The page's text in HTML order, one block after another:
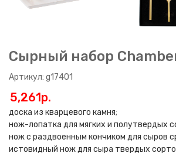
Сырный набор
Артикул: g17401
5,261p.
доска из кварцевого камня;
нож-лопатка для мягких и полутвердых
нож с раздвоенным кончиком для сыров
истовидный нож для сыра твердых